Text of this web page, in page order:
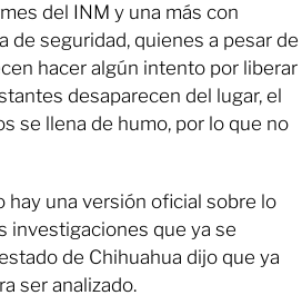
del INM y una más con
de seguridad, quienes a pesar de
hacer algún intento por liberar
desaparecen del lugar, el
se llena de humo, por lo que no
hay una versión oficial sobre lo
investigaciones que ya se
de Chihuahua dijo que ya
ser analizado.